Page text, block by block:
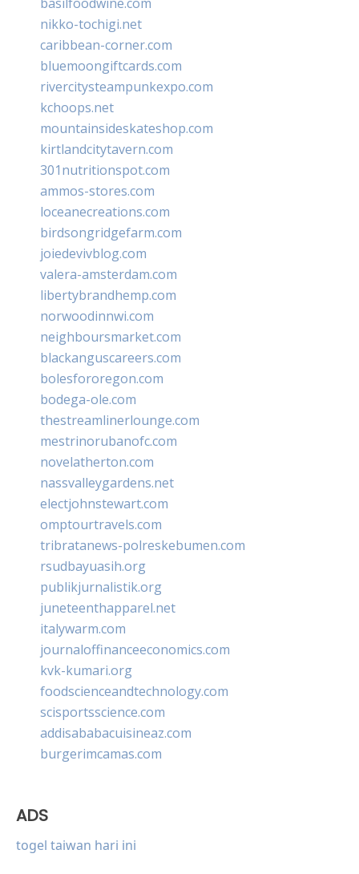
nikko-tochigi.net
caribbean-corner.com
bluemoongiftcards.com
rivercitysteampunkexpo.com
kchoops.net
mountainsideskateshop.com
kirtlandcitytavern.com
301nutritionspot.com
ammos-stores.com
loceanecreations.com
birdsongridgefarm.com
joiedevivblog.com
valera-amsterdam.com
libertybrandhemp.com
norwoodinnwi.com
neighboursmarket.com
blackanguscareers.com
bolesfororegon.com
bodega-ole.com
thestreamlinerlounge.com
mestrinorubanofc.com
novelatherton.com
nassvalleygardens.net
electjohnstewart.com
omptourtravels.com
tribratanews-polreskebumen.com
rsudbayuasih.org
publikjurnalistik.org
juneteenthapparel.net
italywarm.com
journaloffinanceeconomics.com
kvk-kumari.org
foodscienceandtechnology.com
scisportsscience.com
addisababacuisineaz.com
burgerimcamas.com
ADS
togel taiwan hari ini